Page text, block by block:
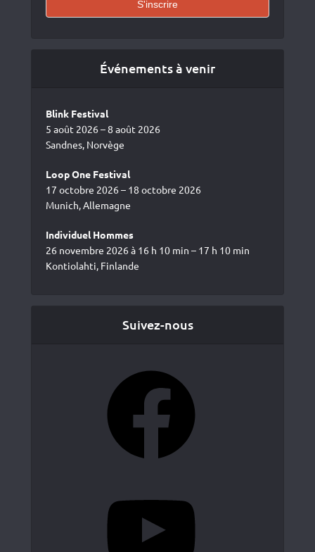
Événements à venir
Blink Festival
5 août 2026 – 8 août 2026
Sandnes, Norvège
Loop One Festival
17 octobre 2026 – 18 octobre 2026
Munich, Allemagne
Individuel Hommes
26 novembre 2026 à 16 h 10 min – 17 h 10 min
Kontiolahti, Finlande
Suivez-nous